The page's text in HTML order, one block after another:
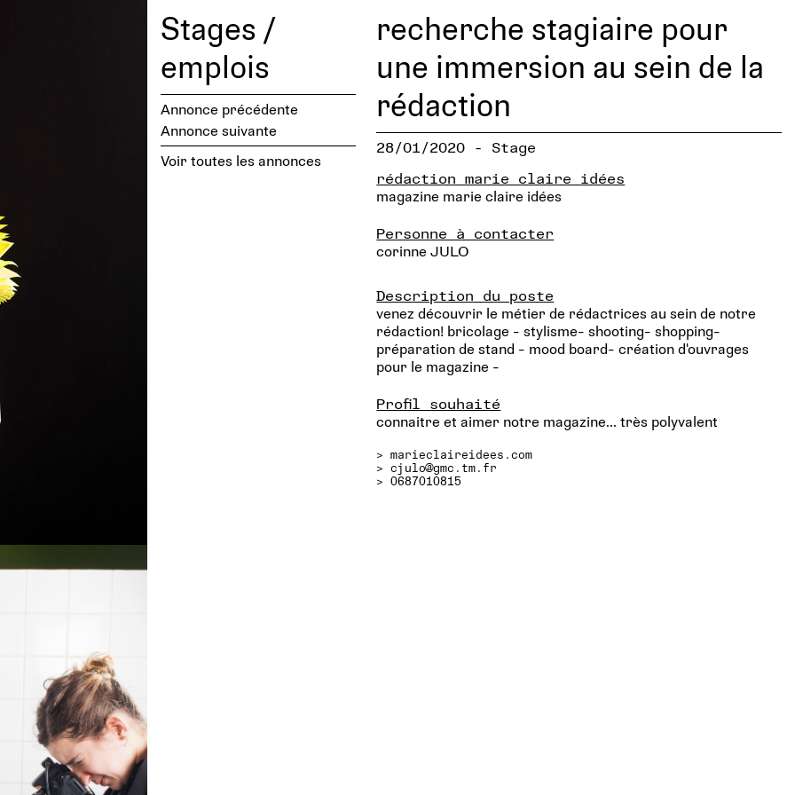
Stages /
emplois
Annonce précédente
Annonce suivante
Voir toutes les annonces
recherche stagiaire pour
une immersion au sein de la
rédaction
28/01/2020 - Stage
rédaction marie claire idées
magazine marie claire idées
Personne à contacter
corinne JULO
Description du poste
venez découvrir le métier de rédactrices au sein de notre
rédaction! bricolage - stylisme- shooting- shopping-
préparation de stand - mood board- création d'ouvrages
pour le magazine -
Profil souhaité
connaitre et aimer notre magazine... très polyvalent
>marieclaireidees.com
>cjulo@gmc.tm.fr
> 0687010815